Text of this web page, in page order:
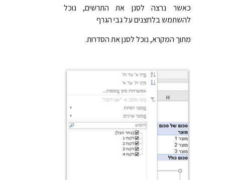
כאשר נרצה לסנן את התרשים, נוכל
להשתמש בלחצנים על גבי הגרף
מתוך המקרא, נוכל לסנן את הסדרות.